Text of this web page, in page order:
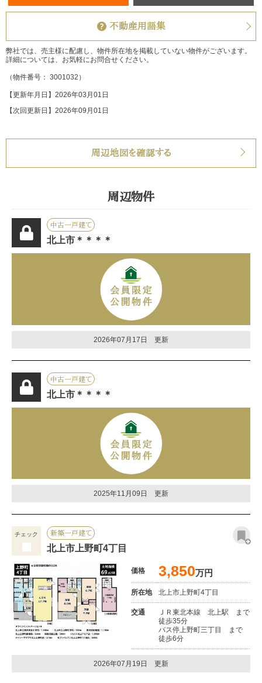
不動産用語集
弊社では、売主様に配慮し、物件所在地を掲載していない物件がございます。
詳細については、お気軽にお問合せください。
（物件番号： 3001032）
【更新年月日】2026年03月01日
【次回更新日】2026年09月01日
周辺地図を確認する
周辺物件
中古一戸建て
北上市＊＊＊＊
2026年07月17日 更新
中古一戸建て
北上市＊＊＊＊
2025年11月09日 更新
チェック 新築一戸建て
北上市上野町4丁目
価格 3,850万円
所在地 北上市上野町4丁目
交通
ＪＲ東北本線 北上駅 まで
徒歩35分
バス停上野町三丁目 まで
徒歩6分
2026年07月19日 更新